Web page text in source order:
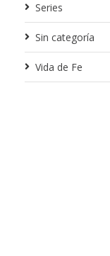
Series
Sin categoría
Vida de Fe